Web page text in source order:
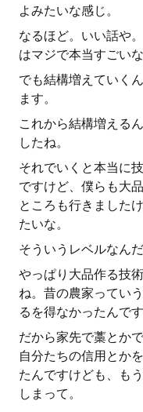
よみたいな感じ。
なるほど。いい話や
はマジで本当すごい
でも結構増えていく
ます。
これから結構増える
したね。
それでいくと本当に
ですけど、僕らも大
ところも行きました
たいな。
そういうレベルなんだ
やっぱり大品作る技
ね。昔の農家ってい
るを得なかったんです
だから家先で藁とか
自分たちの信用とか
たんですけども、も
しまって。